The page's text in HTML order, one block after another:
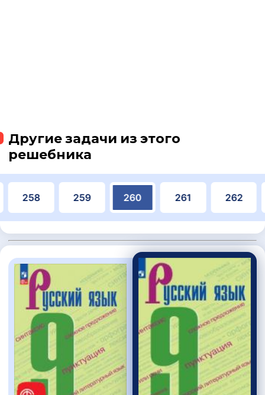
Другие задачи из этого
решебника
258 259 260 261 262